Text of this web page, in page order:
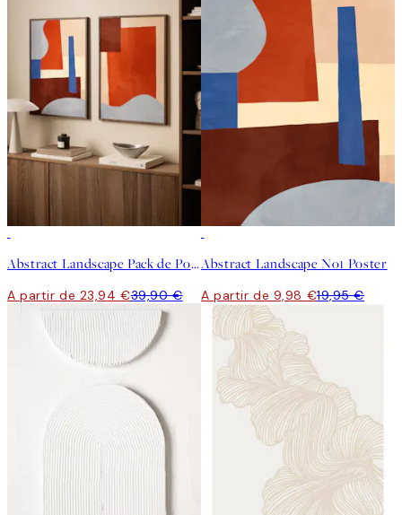
Abstract Landscape Pack de Posters
A partir de 23,94 €39,90 €
Abstract Landscape No1 Poster
A partir de 9,98 €19,95 €